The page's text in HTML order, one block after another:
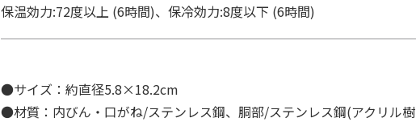
保温効力:72度以上 (6時間)、保冷効力:8度以下 (6時間)
●サイズ：約直径5.8×18.2cm
●材質：内びん・口がね/ステンレス鋼、胴部/ステンレス鋼(アクリル樹